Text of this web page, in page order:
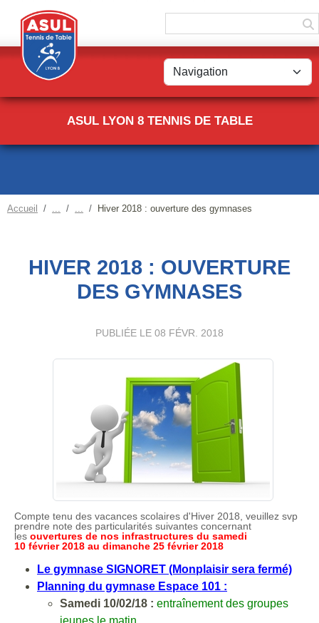
ASUL LYON 8 TENNIS DE TABLE
Accueil Hiver 2018 : ouverture des gymnases
HIVER 2018 : OUVERTURE
DES GYMNASES
PUBLIÉE LE 08 FÉVR. 2018
Compte tenu des vacances scolaires d'Hiver 2018, veuillez svp
prendre note des particularités suivantes concernant
les ouvertures de nos infrastructures du samedi
10 février2018 au dimanche 25 février 2018
Le gymnase SIGNORET (Monplaisir sera fermé)
Planning du gymnase Espace 101 :
Samedi 10/02/18 : entraînement des groupes
jeunes le matin
Panneau de gestion des cookies